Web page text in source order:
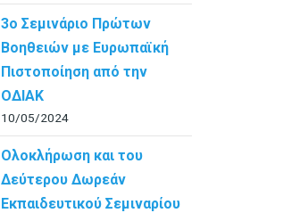
3ο Σεμινάριο Πρώτων
Βοηθειών με Ευρωπαϊκή
Πιστοποίηση από την
ΟΔΙΑΚ
10/05/2024
Ολοκλήρωση και του
Δεύτερου Δωρεάν
Εκπαιδευτικού Σεμιναρίου